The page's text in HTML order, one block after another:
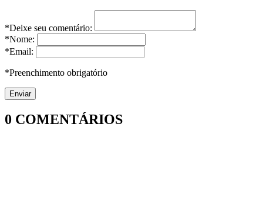
*Deixe seu comentário:
*Nome:
*Email:
*Preenchimento obrigatório
0 COMENTÁRIOS